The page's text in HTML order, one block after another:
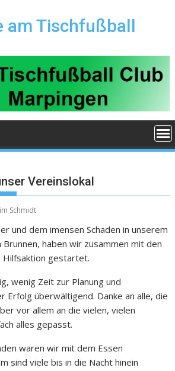
am Tischfußball
Vereinslokal
Schmidt
und dem imensen Schaden in unserem
haben wir zusammen mit den
Hilfsaktion gestartet.
wenig Zeit zur Planung und
Erfolg überwältigend. Danke an alle, die
vor allem an die vielen, vielen
alles gepasst.
waren wir mit dem Essen
sind viele bis in die Nacht hinein